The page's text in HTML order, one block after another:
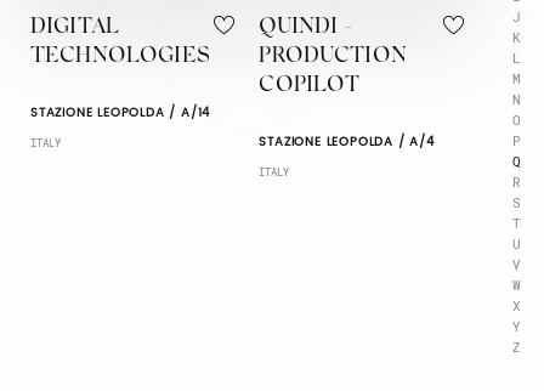
J
K
L
M
N
O
P
Q
R
S
T
U
V
W
X
Y
Z
DIGITAL
TECHNOLOGIES
STAZIONE LEOPOLDA / A/14
ITALY
QUINDI -
PRODUCTION
COPILOT
STAZIONE LEOPOLDA / A/4
ITALY